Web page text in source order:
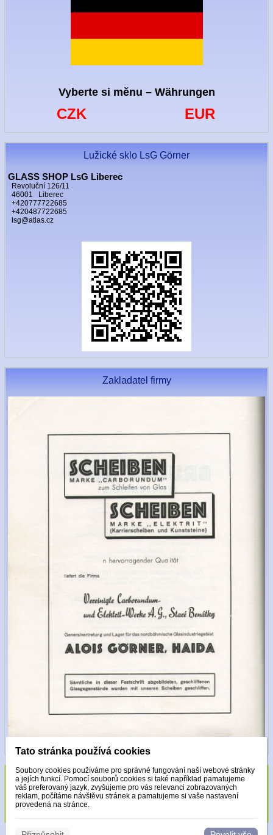
Vyberte si měnu – Währungen
CZK EUR
Lužické sklo LsG Görner
GLASS SHOP LsG Liberec
Revoluční 126/11
46001 Liberec
+420777722685
+420487722685
lsg@atlas.cz
Zakladatel firmy
Sklo zdobeno pouze krystaly Made with
Swarovski.
Tato stránka používá cookies
Soubory cookies používáme pro správné fungování naší webové stránky
a jejích funkcí. Pomocí souborů cookies si také například pamatujeme
váš preferovaný jazyk, zvyšujeme pro vás relevanci zobrazovaných
reklam, počítáme návštěvu stránek a pamatujeme si vaše nastavení
provedená na stránce.